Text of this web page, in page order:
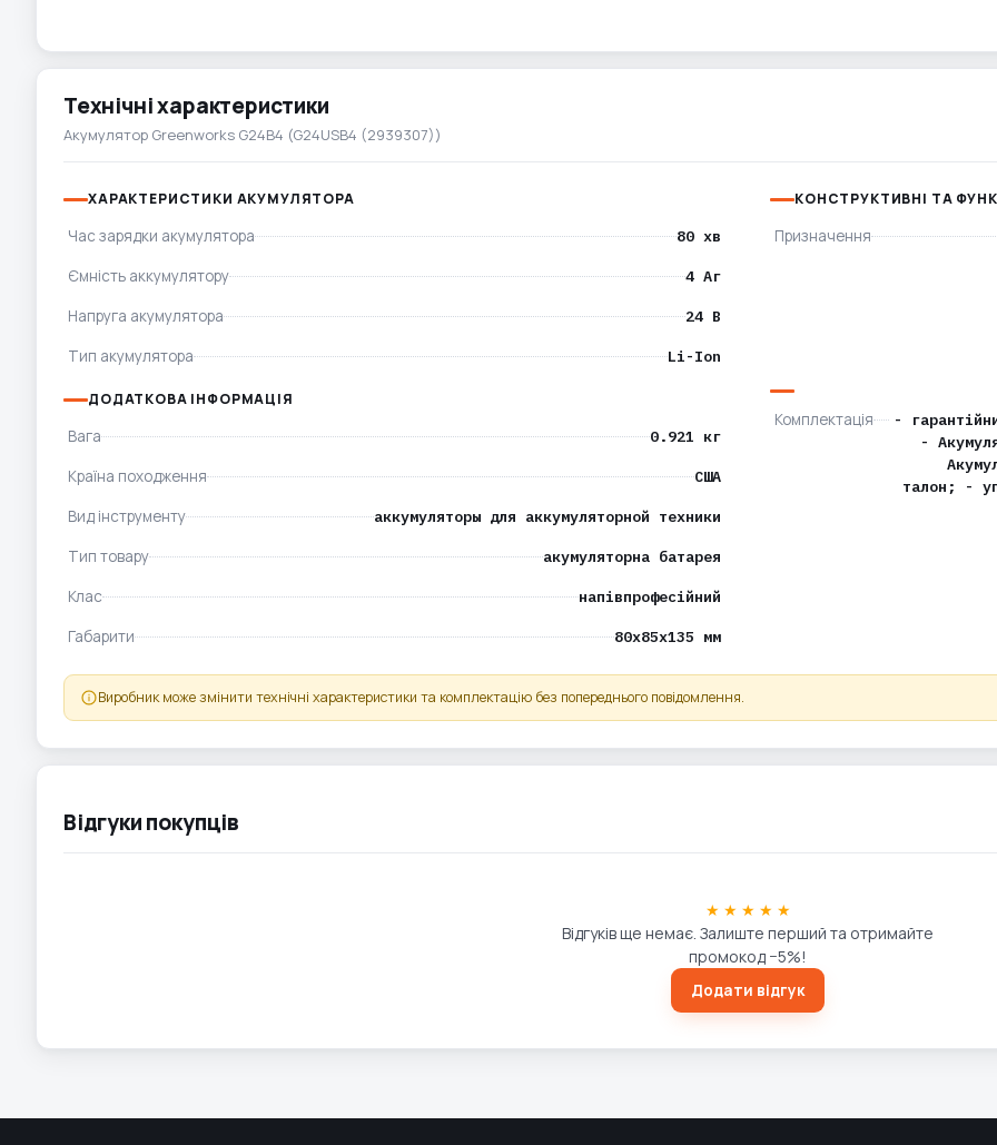
Технічні характеристики
Акумулятор Greenworks G24B4 (G24USB4 (2939307))
ХАРАКТЕРИСТИКИ АКУМУЛЯТОРА
Час зарядки акумулятора
80 хв
Ємність аккумулятору
4 Аг
Напруга акумулятора
24 В
Тип акумулятора
Li-Ion
КОНСТРУКТИВНІ ТА
Призначення
ДОДАТКОВА ІНФОРМАЦІЯ
Вага
0.921 кг
Країна походження
США
Вид інструменту
аккумуляторы для аккумуляторной техники
Тип товару
акумуляторна батарея
Клас
напівпрофесійний
Габарити
80х85х135 мм
Комплектація
-
-
талон; -
Виробник може змінити технічні характеристики та комплектацію без попереднього повідомлення.
Відгуки покупців
★ ★ ★ ★ ★
Відгуків ще немає. Залиште перший та отримайте
промокод −5%!
Додати відгук